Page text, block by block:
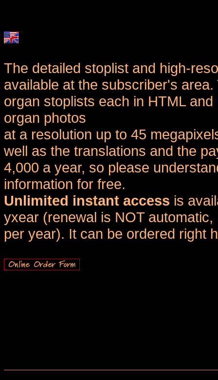
The detailed stoplist and high-
available at the subscriber's
organ stoplists each in HTML
organ photos
at a resolution up to 45
well as the translations and the
4,000 a year, so please
information for free.
Unlimited instant access is
yxear (renewal is NOT
per year). It can be ordered right